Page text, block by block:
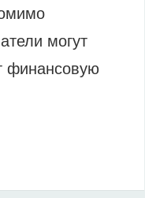
могут
финансовую